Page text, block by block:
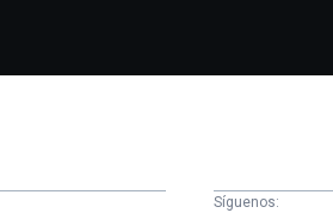
Síguenos: